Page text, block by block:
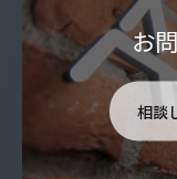
お
相談